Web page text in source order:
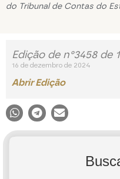
do Tribunal de Contas do
Edição de n°3458 de
16 de dezembro de 2024
Abrir Edição